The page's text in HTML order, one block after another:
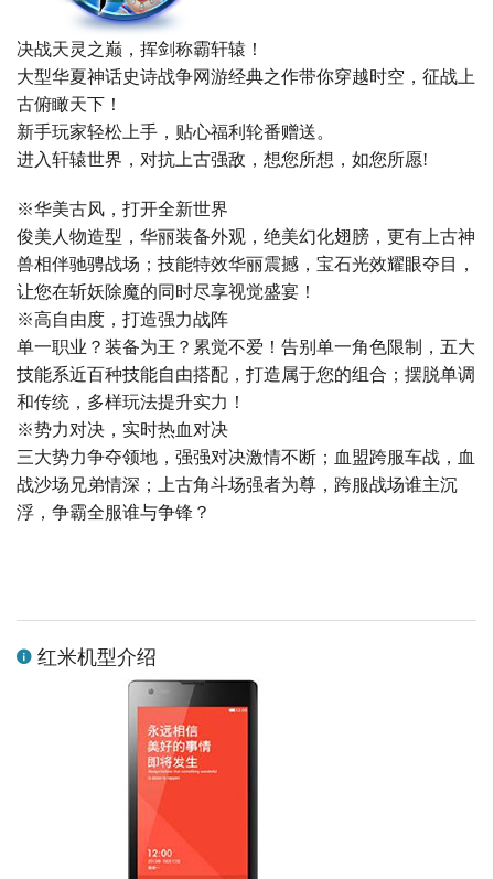
决战天灵之巅，挥剑称霸轩辕！
大型华夏神话史诗战争网游经典之作带你穿越时空，征战上
古俯瞰天下！
新手玩家轻松上手，贴心福利轮番赠送。
进入轩辕世界，对抗上古强敌，想您所想，如您所愿!
※华美古风，打开全新世界
俊美人物造型，华丽装备外观，绝美幻化翅膀，更有上古神
兽相伴驰骋战场；技能特效华丽震撼，宝石光效耀眼夺目，
让您在斩妖除魔的同时尽享视觉盛宴！
※高自由度，打造强力战阵
单一职业？装备为王？累觉不爱！告别单一角色限制，五大
技能系近百种技能自由搭配，打造属于您的组合；摆脱单调
和传统，多样玩法提升实力！
※势力对决，实时热血对决
三大势力争夺领地，强强对决激情不断；血盟跨服车战，血
战沙场兄弟情深；上古角斗场强者为尊，跨服战场谁主沉
浮，争霸全服谁与争锋？
红米机型介绍